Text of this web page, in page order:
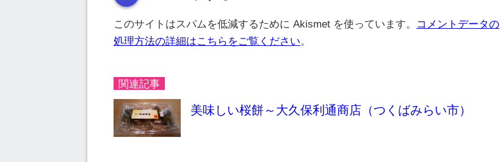
このサイトはスパムを低減するために Akismet を使っています。
コメントデータの
処理方法の詳細はこちらをご覧ください。
関連記事
美味しい桜餅～大久保利通商店（つくばみらい市）